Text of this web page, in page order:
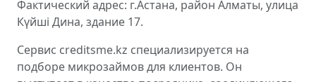
Фактический адрес: г.Астана, район Алматы, улица
Күйші Дина, здание 17.
Сервис creditsme.kz специализируется на
подборе микрозаймов для клиентов. Он